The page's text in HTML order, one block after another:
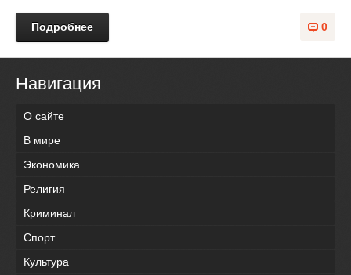
0
Подробнее
Навигация
О сайте
В мире
Экономика
Религия
Криминал
Спорт
Культура